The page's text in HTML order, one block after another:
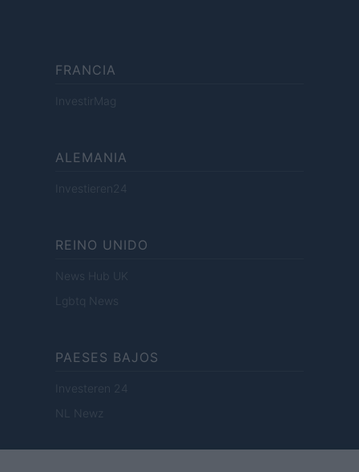
FRANCIA
InvestirMag
ALEMANIA
Investieren24
REINO UNIDO
News Hub UK
Lgbtq News
PAESES BAJOS
Investeren 24
NL Newz